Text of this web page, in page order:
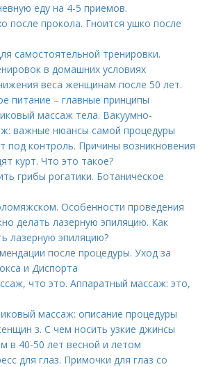
еду на 4-5 приемов.
после прокола. Гноится ушко после
самостоятельной тренировки.
в домашних условиях
веса женщинам после 50 лет.
питание – главные принципы
массаж тела. Вакуумно-
важные нюансы самой процедуры
под контроль. Причины возникновения
курт. Что это такое?
грибы рогатики. Ботаническое
Особенности проведения
делать лазерную эпиляцию. Как
лазерную эпиляцию?
после процедуры. Уход за
и Диспорта
что это. Аппаратный массаж: это,
массаж: описание процедуры
з. С чем носить узкие джинсы
в 40-50 лет весной и летом
для глаз. Примочки для глаз со